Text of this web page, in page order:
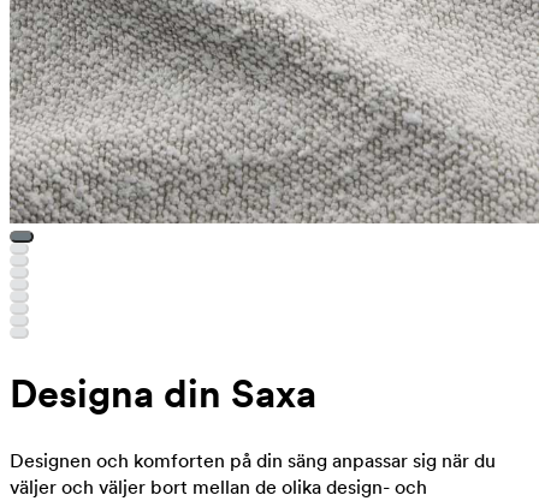
Designa din Saxa
Designen och komforten på din säng anpassar sig när du
väljer och väljer bort mellan de olika design- och